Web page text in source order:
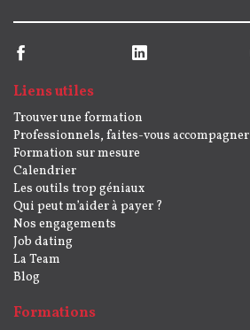
Liens utiles
Trouver une formation
Professionnels, faites-vous accompagner
Formation sur mesure
Calendrier
Les outils trop géniaux
Qui peut m’aider à payer ?
Nos engagements
Job dating
La Team
Blog
Formations